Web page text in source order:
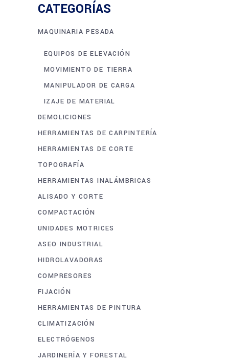
CATEGORÍAS
MAQUINARIA PESADA
EQUIPOS DE ELEVACIÓN
MOVIMIENTO DE TIERRA
MANIPULADOR DE CARGA
IZAJE DE MATERIAL
DEMOLICIONES
HERRAMIENTAS DE CARPINTERÍA
HERRAMIENTAS DE CORTE
TOPOGRAFÍA
HERRAMIENTAS INALÁMBRICAS
ALISADO Y CORTE
COMPACTACIÓN
UNIDADES MOTRICES
ASEO INDUSTRIAL
HIDROLAVADORAS
COMPRESORES
FIJACIÓN
HERRAMIENTAS DE PINTURA
CLIMATIZACIÓN
ELECTRÓGENOS
JARDINERÍA Y FORESTAL